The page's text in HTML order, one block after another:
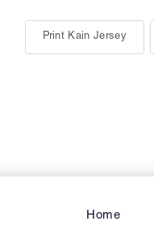
Print Kain Jersey
Home